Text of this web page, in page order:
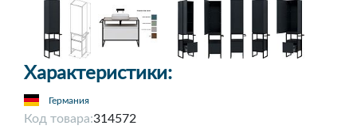
Характеристики:
Германия
Код товара:314572